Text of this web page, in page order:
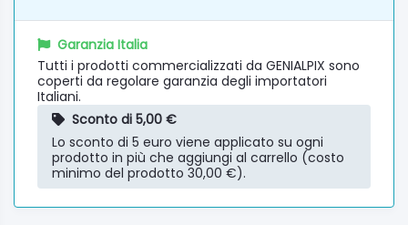
Garanzia Italia
Tutti i prodotti commercializzati da GENIALPIX sono
coperti da regolare garanzia degli importatori
Italiani.
Sconto di 5,00 €
Lo sconto di 5 euro viene applicato su ogni
prodotto in più che aggiungi al carrello (costo
minimo del prodotto 30,00 €).